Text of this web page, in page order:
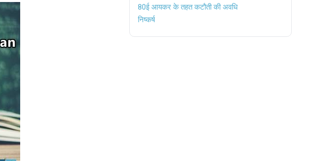
80ई आयकर के तहत कटौती की अवधि
निष्कर्ष